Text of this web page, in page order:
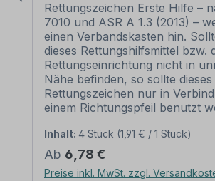
Rettungszeichen Erste Hilfe –
7010 und ASR A 1.3 (2013) –
einen Verbandskasten hin.
dieses Rettungshilfsmittel bzw.
Rettungseinrichtung nicht in
Nähe befinden, so sollte dieses
Rettungszeichen nur in
einem Richtungspfeil benutzt
Hilfe - ISO 7010 - E003:
Ausführung: weißes Symbol
Grund Norm: nach ISO 7010
Inhalt: 4 Stück (1,91 € / 1 Stück)
Regulärer Preis:
Ab 6,78 €
Preise inkl. MwSt. zzgl.